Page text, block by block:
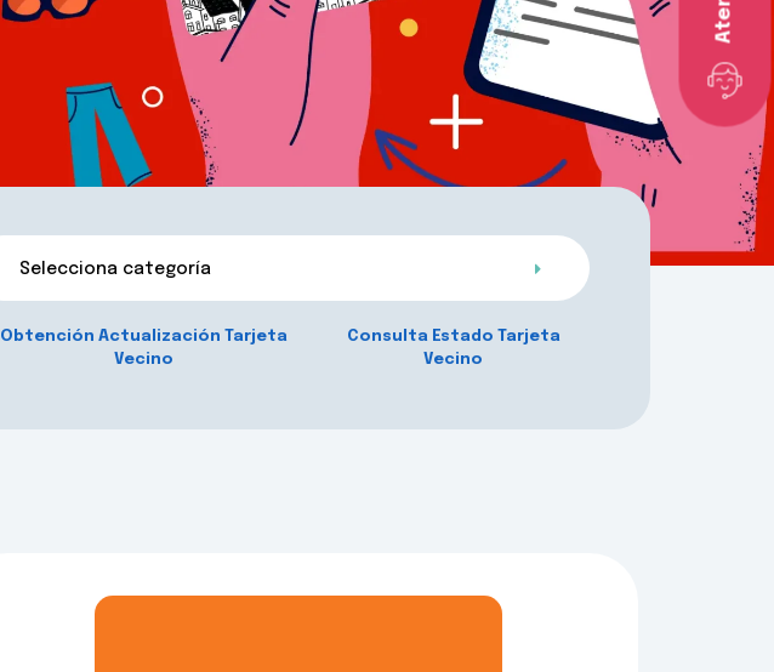
Selecciona categoría
Obtención Actualización Tarjeta
Vecino
Consulta Estado Tarjeta
Vecino